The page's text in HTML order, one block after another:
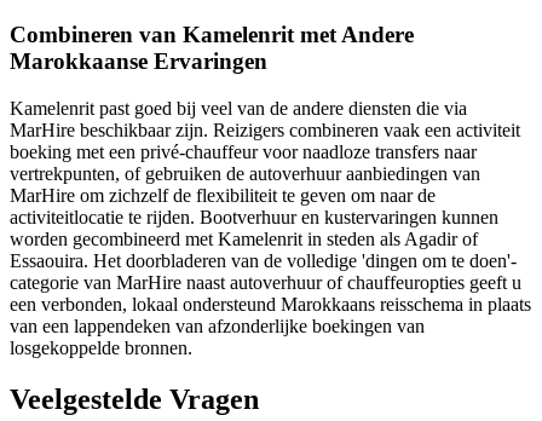
Combineren van Kamelenrit met Andere
Marokkaanse Ervaringen
Kamelenrit past goed bij veel van de andere diensten die via
MarHire beschikbaar zijn. Reizigers combineren vaak een activiteit
boeking met een privé-chauffeur voor naadloze transfers naar
vertrekpunten, of gebruiken de autoverhuur aanbiedingen van
MarHire om zichzelf de flexibiliteit te geven om naar de
activiteitlocatie te rijden. Bootverhuur en kustervaringen kunnen
worden gecombineerd met Kamelenrit in steden als Agadir of
Essaouira. Het doorbladeren van de volledige 'dingen om te doen'-
categorie van MarHire naast autoverhuur of chauffeuropties geeft u
een verbonden, lokaal ondersteund Marokkaans reisschema in plaats
van een lappendeken van afzonderlijke boekingen van
losgekoppelde bronnen.
Veelgestelde Vragen